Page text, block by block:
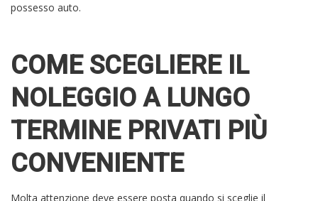
possesso auto.
COME SCEGLIERE IL
NOLEGGIO A LUNGO
TERMINE PRIVATI PIÙ
CONVENIENTE
Molta attenzione deve essere posta quando si sceglie il